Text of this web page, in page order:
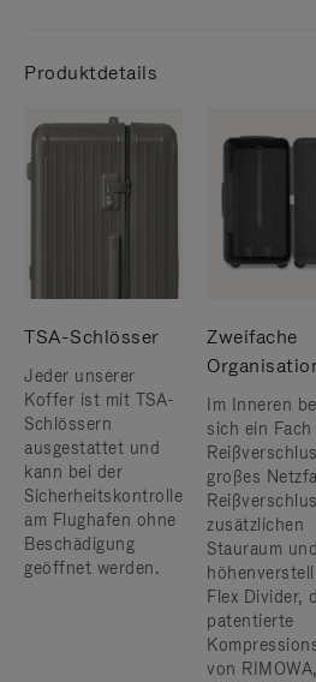
Produktdetails
TSA-Schlösser
Jeder unserer
Koffer ist mit TSA-
Schlössern
ausgestattet und
kann bei der
Sicherheitskontrolle
am Flughafen ohne
Beschädigung
geöffnet werden.
Zweifache
Im Inneren
sich ein
großes
zusätzlichen
Stauraum
Flex Divider,
patentierte
von